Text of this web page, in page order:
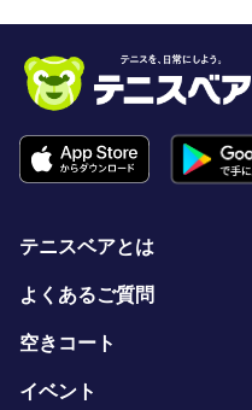
テニスベアとは
よくあるご質問
空きコート
イベント